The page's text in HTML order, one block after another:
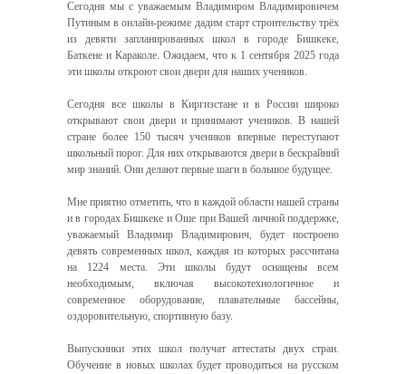
Сегодня мы с уважаемым Владимиром Владимировичем
Путиным в онлайн-режиме дадим старт строительству трёх
из девяти запланированных школ в городе Бишкеке,
Баткене и Караколе. Ожидаем, что к 1 сентября 2025 года
эти школы откроют свои двери для наших учеников.
Сегодня все школы в Киргизстане и в России широко
открывают свои двери и принимают учеников. В нашей
стране более 150 тысяч учеников впервые переступают
школьный порог. Для них открываются двери в бескрайний
мир знаний. Они делают первые шаги в большое будущее.
Мне приятно отметить, что в каждой области нашей страны
и в городах Бишкеке и Оше при Вашей личной поддержке,
уважаемый Владимир Владимирович, будет построено
девять современных школ, каждая из которых рассчитана
на 1224 места. Эти школы будут оснащены всем
необходимым, включая высокотехнологичное и
современное оборудование, плавательные бассейны,
оздоровительную, спортивную базу.
Выпускники этих школ получат аттестаты двух стран.
Обучение в новых школах будет проводиться на русском